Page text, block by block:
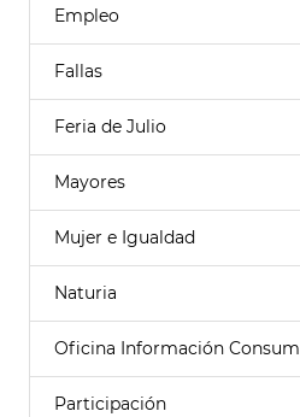
Empleo
Fallas
Feria de Julio
Mayores
Mujer e Igualdad
Naturia
Oficina Información
Participación